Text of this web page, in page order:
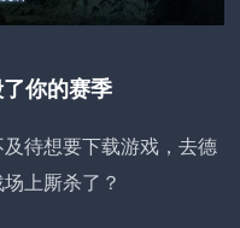
你的赛季
待想要下载游戏，去德
上厮杀了？